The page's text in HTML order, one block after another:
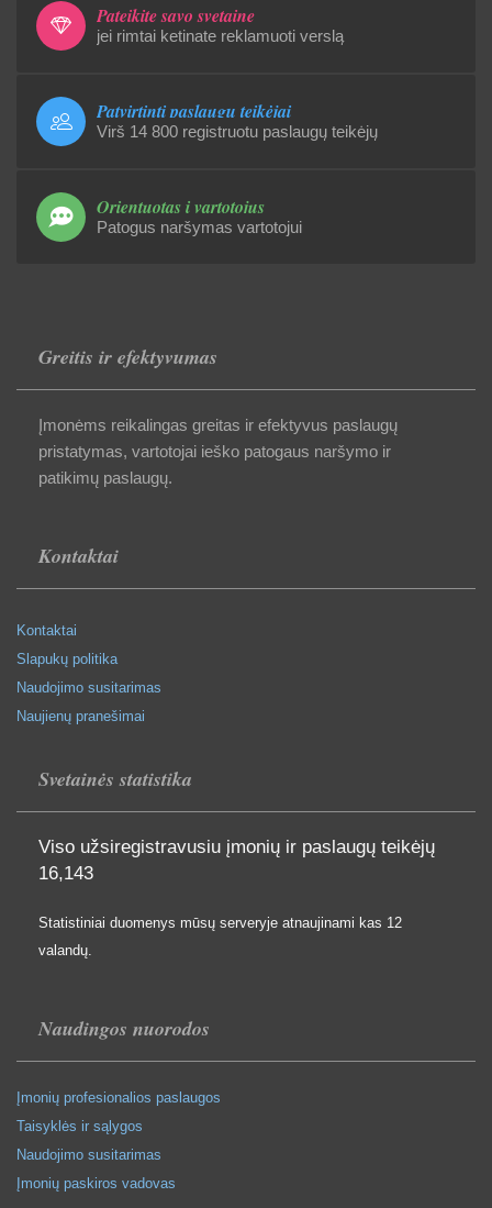
Pateikite savo svetainę
jei rimtai ketinate reklamuoti verslą
Patvirtinti paslaugų teikėjai
Virš 14 800 registruotu paslaugų teikėjų
Orientuotas į vartotojus
Patogus naršymas vartotojui
Greitis ir efektyvumas
Įmonėms reikalingas greitas ir efektyvus paslaugų
pristatymas, vartotojai ieško patogaus naršymo ir
patikimų paslaugų.
Kontaktai
Kontaktai
Slapukų politika
Naudojimo susitarimas
Naujienų pranešimai
Svetainės statistika
Viso užsiregistravusiu įmonių ir paslaugų teikėjų
16,143
Statistiniai duomenys mūsų serveryje atnaujinami kas 12
valandų.
Naudingos nuorodos
Įmonių profesionalios paslaugos
Taisyklės ir sąlygos
Naudojimo susitarimas
Įmonių paskiros vadovas